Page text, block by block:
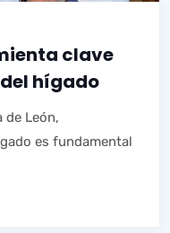
clave
hígado
de León,
es fundamental